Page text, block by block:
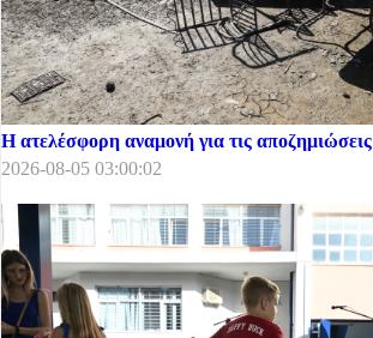
Η ατελέσφορη αναμονή για τις αποζημιώσεις
2026-08-05 03:00:02